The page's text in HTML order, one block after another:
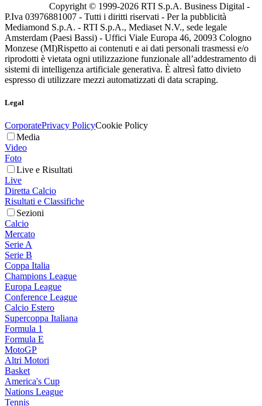
Copyright © 1999-2026 RTI S.p.A. Business Digital -
P.Iva 03976881007 - Tutti i diritti riservati - Per la pubblicità
Mediamond S.p.A. - RTI S.p.A., Mediaset N.V., sede legale
Amsterdam (Paesi Bassi) - Uffici Viale Europa 46, 20093 Cologno
Monzese (MI)Rispetto ai contenuti e ai dati personali trasmessi e/o
riprodotti è vietata ogni utilizzazione funzionale all’addestramento di
sistemi di intelligenza artificiale generativa. È altresì fatto divieto
espresso di utilizzare mezzi automatizzati di data scraping.
Legal
CorporatePrivacy PolicyCookie Policy
Media
Video
Foto
Live e Risultati
Live
Diretta Calcio
Risultati e Classifiche
Sezioni
Calcio
Mercato
Serie A
Serie B
Coppa Italia
Champions League
Europa League
Conference League
Calcio Estero
Supercoppa Italiana
Formula 1
Formula E
MotoGP
Altri Motori
Basket
America's Cup
Nations League
Tennis